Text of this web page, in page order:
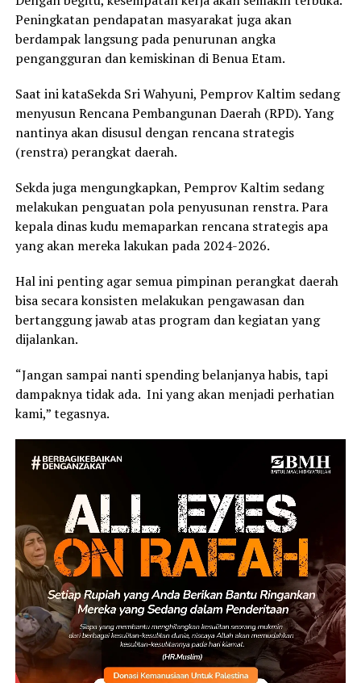
Peningkatan pendapatan masyarakat juga akan
berdampak langsung pada penurunan angka
pengangguran dan kemiskinan di Benua Etam.
Saat ini kataSekda Sri Wahyuni, Pemprov Kaltim sedang
menyusun Rencana Pembangunan Daerah (RPD). Yang
nantinya akan disusul dengan rencana strategis
(renstra) perangkat daerah.
Sekda juga mengungkapkan, Pemprov Kaltim sedang
melakukan penguatan pola penyusunan renstra. Para
kepala dinas kudu memaparkan rencana strategis apa
yang akan mereka lakukan pada 2024-2026.
Hal ini penting agar semua pimpinan perangkat daerah
bisa secara konsisten melakukan pengawasan dan
bertanggung jawab atas program dan kegiatan yang
dijalankan.
“Jangan sampai nanti spending belanjanya habis, tapi
dampaknya tidak ada. Ini yang akan menjadi perhatian
kami,” tegasnya.